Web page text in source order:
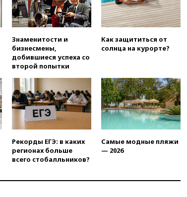
14:19
Масштабный сбой
произошел в рунете
не пострадает от британских
санкций
Японию вассалом США
13:45
В Петербурге достроили
новый тоннель зеленой ветки
метро
В эфире «Радиостанции
сообщения
13:29
Знаменитости и
бизнесмены,
добившиеся успеха со
второй попытки
Как защититься от
солнца на курорте?
Рекорды ЕГЭ: в каких
регионах больше
всего стобалльников?
Самые модные пляжи
— 2026